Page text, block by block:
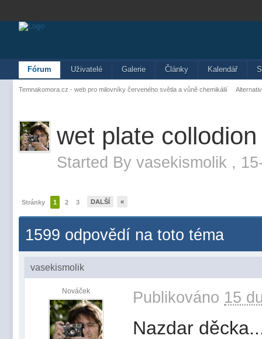
Fórum Uživatelé Galerie Články Kalendář
Temnakomora.cz - web pro milovníky červeného světla a vůně chemikálií
wet plate
Started By vasekismolik ,
Stránky 1 2 3 DALŠÍ «
1599 odpovědí na toto téma
vasekismolik
Nováček Publikováno 15
Nazdar